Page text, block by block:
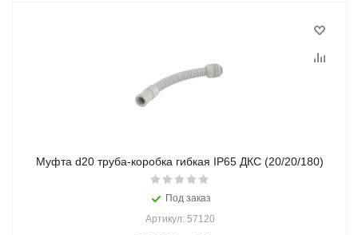
Муфта d20 труба-коробка гибкая IP65 ДКС (20/20/180)
Под заказ
Артикул: 57120